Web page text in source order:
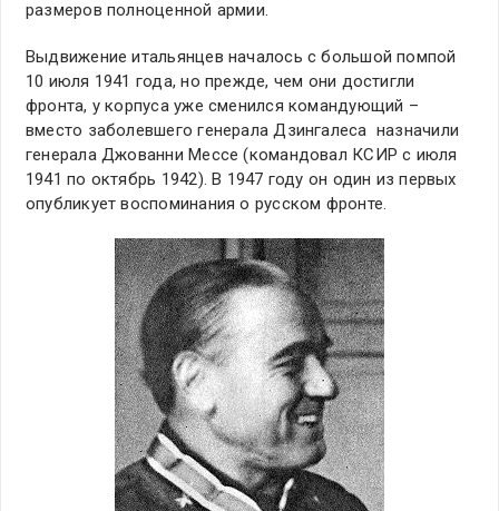
размеров полноценной армии.
Выдвижение итальянцев началось с большой помпой
10 июля 1941 года, но прежде, чем они достигли
фронта, у корпуса уже сменился командующий –
вместо заболевшего генерала Дзингалеса назначили
генерала Джованни Мессе (командовал КСИР с июля
1941 по октябрь 1942). В 1947 году он один из первых
опубликует воспоминания о русском фронте.